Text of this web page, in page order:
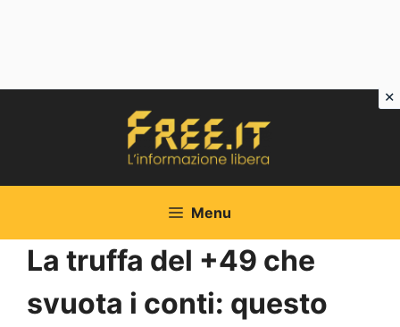
Menu
La truffa del +49 che
svuota i conti: questo